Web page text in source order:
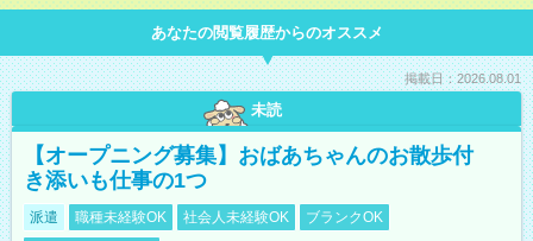
あなたの閲覧履歴からのオススメ
掲載日：2026.08.01
未読
【オープニング募集】おばあちゃんのお散歩付
き添いも仕事の1つ
派遣 職種未経験OK 社会人未経験OK
ブランクOK